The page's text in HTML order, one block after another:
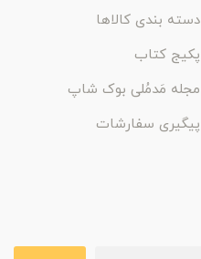
دسته بندی کالاها
پکیج کتاب
مجله مَدمُلی بوک شاپ
پیگیری سفارشات